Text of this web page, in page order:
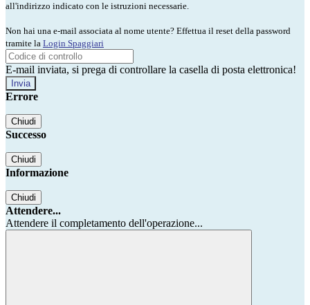
all'indirizzo indicato con le istruzioni necessarie.
Non hai una e-mail associata al nome utente? Effettua il reset della password
tramite la Login Spaggiari
E-mail inviata, si prega di controllare la casella di posta elettronica!
Errore
Chiudi
Successo
Chiudi
Informazione
Chiudi
Attendere...
Attendere il completamento dell'operazione...